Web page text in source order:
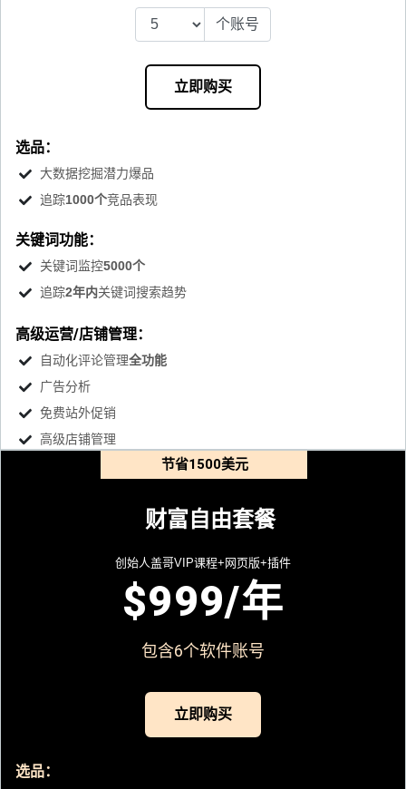
个账号
立即购买
选品：
大数据挖掘潜力爆品
追踪1000个竞品表现
关键词功能：
关键词监控5000个
追踪2年内关键词搜索趋势
高级运营/店铺管理：
自动化评论管理全功能
广告分析
免费站外促销
高级店铺管理
节省1500美元
财富自由套餐
创始人盖哥VIP课程+网页版+插件
$999/年
包含6个软件账号
立即购买
选品：